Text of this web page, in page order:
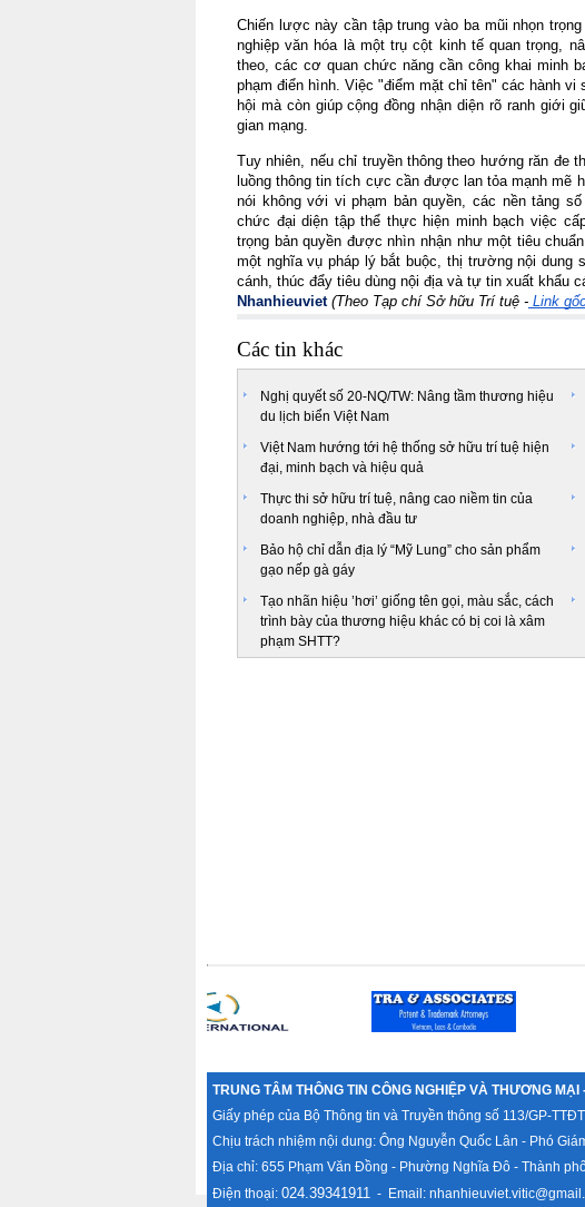
Chiến lược này cần tập trung vào ba mũi nhọn
nghiệp văn hóa là một trụ cột kinh tế quan trọng,
theo, các cơ quan chức năng cần công khai minh
phạm điển hình. Việc "điểm mặt chỉ tên" các hành
hội mà còn giúp cộng đồng nhận diện rõ ranh giới
gian mạng.
Tuy nhiên, nếu chỉ truyền thông theo hướng răn đe
luồng thông tin tích cực cần được lan tỏa mạnh mẽ
nói không với vi phạm bản quyền, các nền tảng
chức đại diện tập thể thực hiện minh bạch việc
trọng bản quyền được nhìn nhận như một tiêu
một nghĩa vụ pháp lý bắt buộc, thị trường nội
cánh, thúc đẩy tiêu dùng nội địa và tự tin xuất khẩu
Nhanhieuviet (Theo Tạp chí Sở hữu Trí tuệ - Link
Các tin khác
Nghị quyết số 20-NQ/TW: Nâng tầm thương hiệu
du lịch biển Việt Nam
Việt Nam hướng tới hệ thống sở hữu trí tuệ hiện
đại, minh bạch và hiệu quả
Thực thi sở hữu trí tuệ, nâng cao niềm tin của
doanh nghiệp, nhà đầu tư
Bảo hộ chỉ dẫn địa lý “Mỹ Lung” cho sản phẩm
gạo nếp gà gáy
Tạo nhãn hiệu ’hơi’ giống tên gọi, màu sắc, cách
trình bày của thương hiệu khác có bị coi là xâm
phạm SHTT?
TRUNG TÂM THÔNG TIN CÔNG NGHIỆP VÀ THƯƠNG
Giấy phép của Bộ Thông tin và Truyền thông số 113/GP-
Chịu trách nhiệm nội dung: Ông Nguyễn Quốc Lân - Phó
Địa chỉ: 655 Phạm Văn Đồng - Phường Nghĩa Đô - Thành
Điện thoại: 024.39341911 - Email: